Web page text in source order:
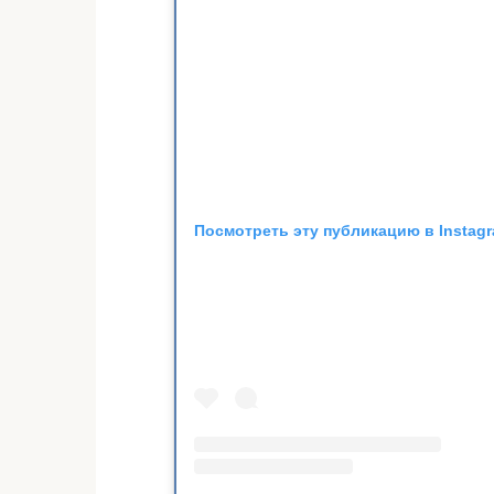
Посмотреть эту публикацию в